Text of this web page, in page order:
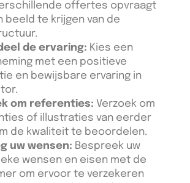
offertes opvraagt
beeld te krijgen van de
de ervaring: Kies een
met een positieve
en bewijsbare ervaring in
om referenties: Verzoek om
of illustraties van eerder
de kwaliteit te beoordelen.
uw wensen: Bespreek uw
wensen en eisen met de
om ervoor te verzekeren